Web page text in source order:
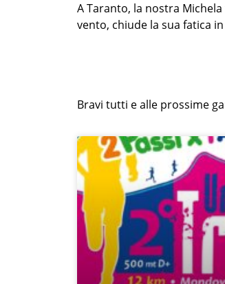
A Taranto, la nostra
vento, chiude la sua fatica
Bravi tutti e alle prossime